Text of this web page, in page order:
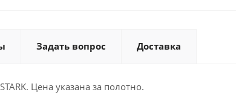
Задать вопрос Доставка
Цена указана за полотно.